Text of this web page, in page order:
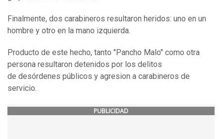
Finalmente, dos carabineros resultaron heridos: uno en un
hombre y otro en la mano izquierda.
Producto de este hecho, tanto "Pancho Malo" como otra
persona resultaron detenidos por los delitos
de desórdenes públicos y agresion a carabineros de
servicio.
PUBLICIDAD